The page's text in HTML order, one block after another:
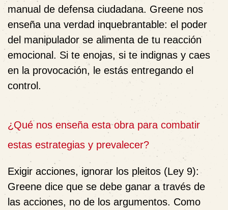
manual de defensa ciudadana. Greene nos
enseña una verdad inquebrantable: el poder
del manipulador se alimenta de tu reacción
emocional. Si te enojas, si te indignas y caes
en la provocación, le estás entregando el
control.
¿Qué nos enseña esta obra para combatir
estas estrategias y prevalecer?
Exigir acciones, ignorar los pleitos (Ley 9):
Greene dice que se debe ganar a través de
las acciones, no de los argumentos. Como